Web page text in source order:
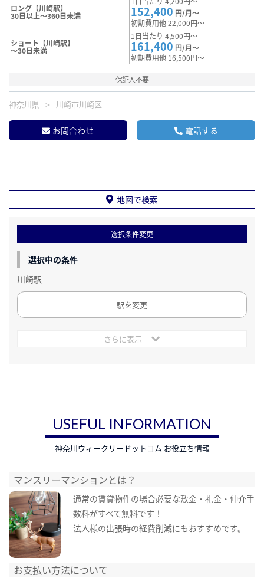
ロング【川崎駅】
30日以上～360日未満 152,400 円/月～
初期費用他 22,000円～
ショート【川崎駅】
～30日未満
1日当たり 4,500円～
161,400 円/月～
初期費用他 16,500円～
保証人不要
神奈川県 川崎市川崎区
お問合わせ 電話する
地図で検索
選択条件変更
選択中の条件
川崎駅
駅を変更
さらに表示
USEFUL INFORMATION
神奈川ウィークリードットコム お役立ち情報
マンスリーマンションとは？
通常の賃貸物件の場合必要な敷金・礼金・仲介手
数料がすべて無料です！
法人様の出張時の経費削減にもおすすめです。
お支払い方法について